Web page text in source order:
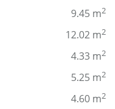
9.45 m2
12.02 m2
4.33 m2
5.25 m2
4.60 m2